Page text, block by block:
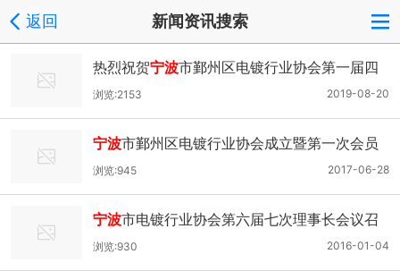
返回 新闻资讯搜索
热烈祝贺宁波市鄞州区电镀行业协会第一届四
次理事大会顺利召开！
2019-08-20
浏览:2153
宁波市鄞州区电镀行业协会成立暨第一次会员
大会召开
2017-06-28
浏览:945
宁波市电镀行业协会第六届七次理事长会议召
开
2016-01-04
浏览:930